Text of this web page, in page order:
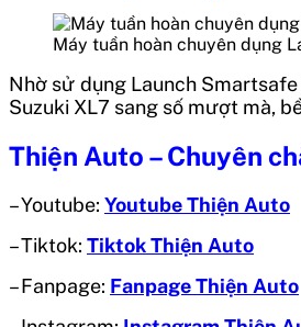
Máy tuần hoàn chuyên dụng
Nhờ sử dụng Launch
Suzuki XL7 sang số mượt mà,
Thiện Auto – Chuyên
– Youtube: Youtube Thiện Auto
– Tiktok: Tiktok Thiện Auto
– Fanpage: Fanpage Thiện Auto